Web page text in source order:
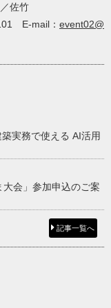
佐竹
E-mail： event02@
実務で使える AI活用
大会」参加申込のご案
記事一覧へ